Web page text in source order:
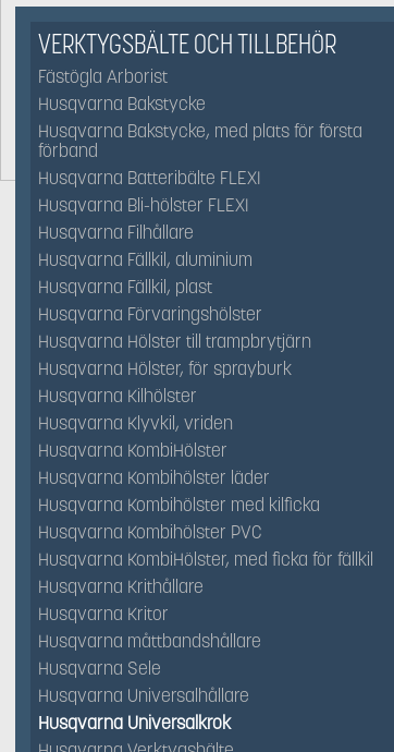
VERKTYGSBÄLTE OCH TILLBEHÖR
Fästögla Arborist
Husqvarna Bakstycke
Husqvarna Bakstycke, med plats för första
förband
Husqvarna Batteribälte FLEXI
Husqvarna Bli-hölster FLEXI
Husqvarna Filhållare
Husqvarna Fällkil, aluminium
Husqvarna Fällkil, plast
Husqvarna Förvaringshölster
Husqvarna Hölster till trampbrytjärn
Husqvarna Hölster, för sprayburk
Husqvarna Kilhölster
Husqvarna Klyvkil, vriden
Husqvarna KombiHölster
Husqvarna Kombihölster läder
Husqvarna Kombihölster med kilficka
Husqvarna Kombihölster PVC
Husqvarna KombiHölster, med ficka för fällkil
Husqvarna Krithållare
Husqvarna Kritor
Husqvarna måttbandshållare
Husqvarna Sele
Husqvarna Universalhållare
Husqvarna Universalkrok